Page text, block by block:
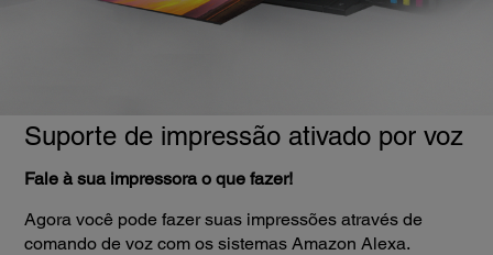
Suporte de impressão ativado por voz
Fale à sua impressora o que fazer!
Agora você pode fazer suas impressões através de
comando de voz com os sistemas Amazon Alexa.